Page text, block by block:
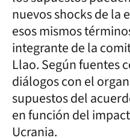
nuevos shocks de la
esos mismos
integrante de la
Llao. Según fuentes
diálogos con el
supuestos del
en función del
Ucrania.